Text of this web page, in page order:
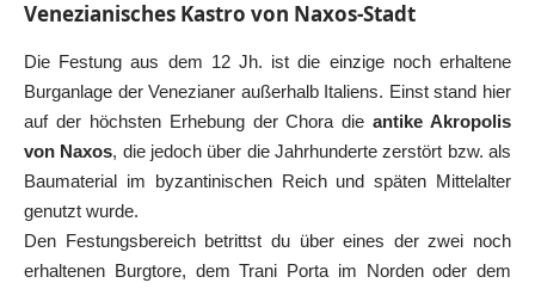
Venezianisches Kastro von Naxos-Stadt
Die Festung aus dem 12 Jh. ist die einzige noch erhaltene
Burganlage der Venezianer außerhalb Italiens. Einst stand hier
auf der höchsten Erhebung der Chora dieantike Akropolis
von Naxos, die jedoch über die Jahrhunderte zerstört bzw. als
Baumaterial im byzantinischen Reich und späten Mittelalter
genutzt wurde.
Den Festungsbereich betrittst du über eines der zwei noch
erhaltenen Burgtore, dem Trani Porta im Norden oder dem